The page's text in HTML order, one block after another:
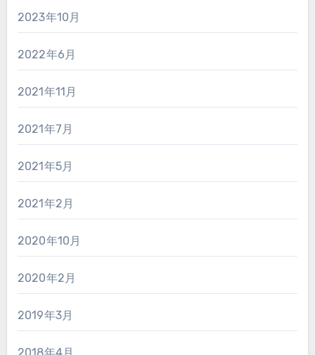
2023年10月
2022年6月
2021年11月
2021年7月
2021年5月
2021年2月
2020年10月
2020年2月
2019年3月